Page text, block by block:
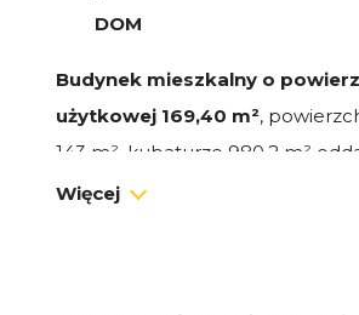
DOM
Budynek mieszkalny o
użytkowej 169,40 m²,
143 m², kubaturze 980,2 m²
w 2003 roku. Dom charakteryzuje
Więcej